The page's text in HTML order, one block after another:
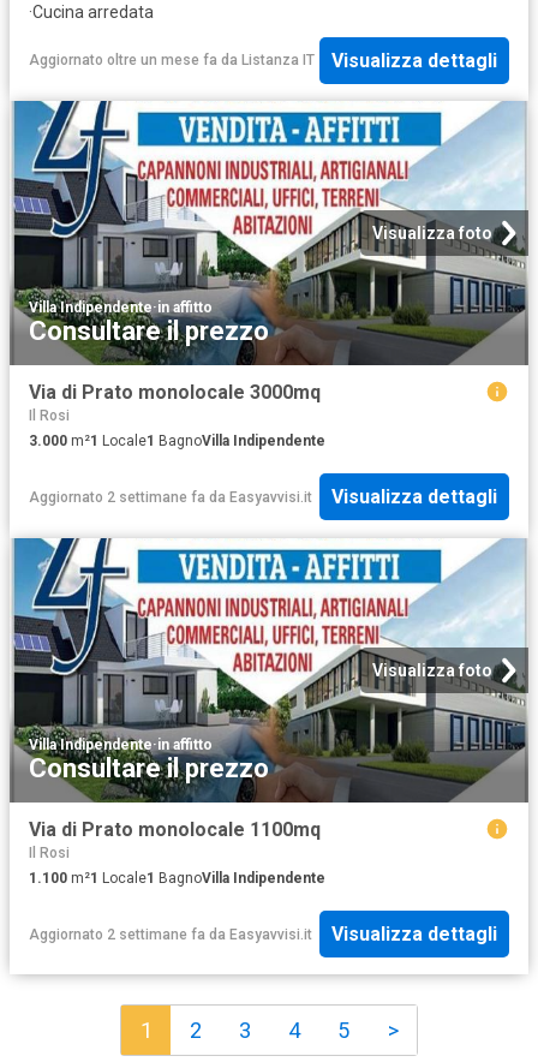
·Cucina arredata
Aggiornato oltre un mese fa da Listanza IT Visualizza dettagli
Visualizza foto
Villa Indipendente·in affitto
Consultare il prezzo
Via di Prato monolocale 3000mq
Il Rosi
3.000 m²1 Locale1 BagnoVilla Indipendente
Aggiornato 2 settimane fa da Easyavvisi.it Visualizza dettagli
Visualizza foto
Villa Indipendente·in affitto
Consultare il prezzo
Via di Prato monolocale 1100mq
Il Rosi
1.100 m²1 Locale1 BagnoVilla Indipendente
Aggiornato 2 settimane fa da Easyavvisi.it Visualizza dettagli
1 2 3 4 5 >